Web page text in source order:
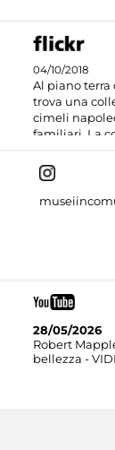
04/10/2018
Al piano terra
trova una
cimeli
familiari. La
28/05/2026
Robert
bellezza -